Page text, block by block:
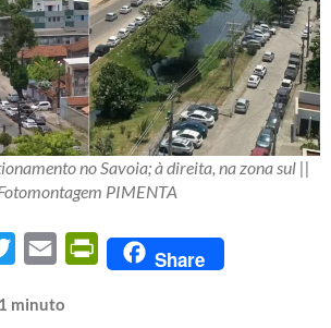
no Savoia; à direita, na zona sul ||
PIMENTA
Twitter Email PrintFriendly
Share
minuto